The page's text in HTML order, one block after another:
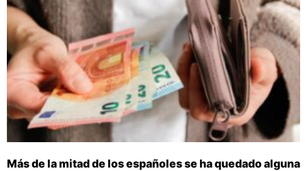
Más de la mitad de los españoles se ha quedado alguna